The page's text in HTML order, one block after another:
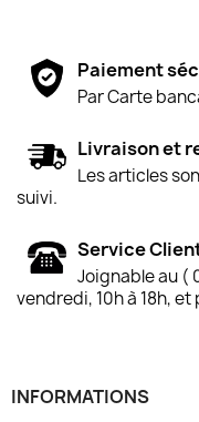
Paiement
Par Carte
Livraison et
Les articles
suivi.
Service
Joignable au (
vendredi, 10h à 18h, et
INFORMATIONS